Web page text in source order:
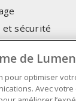
et sécurité
de Lumen
pour optimiser
Avec